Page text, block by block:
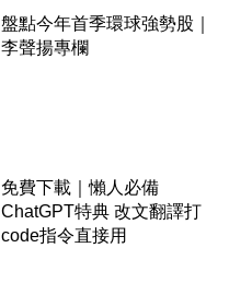
盤點今年首季環球強勢股｜
李聲揚專欄
免費下載｜懶人必備
ChatGPT特典 改文翻譯打
code指令直接用